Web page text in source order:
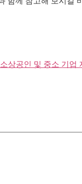
소상공인 및 중소 기업